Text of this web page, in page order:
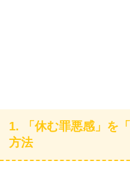
1. 「休む罪悪感」を
方法